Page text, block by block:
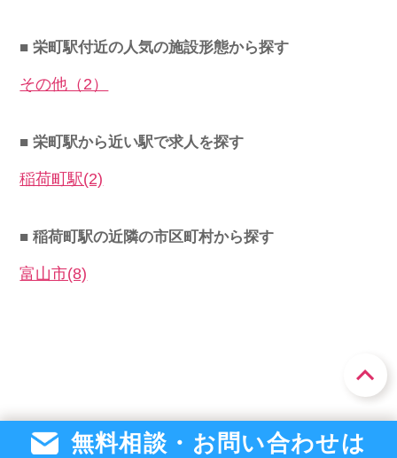
■ 栄町駅付近の人気の施設形態から探す
その他（2）
■ 栄町駅から近い駅で求人を探す
稲荷町駅(2)
■ 稲荷町駅の近隣の市区町村から探す
富山市(8)
無料相談・お問い合わせは